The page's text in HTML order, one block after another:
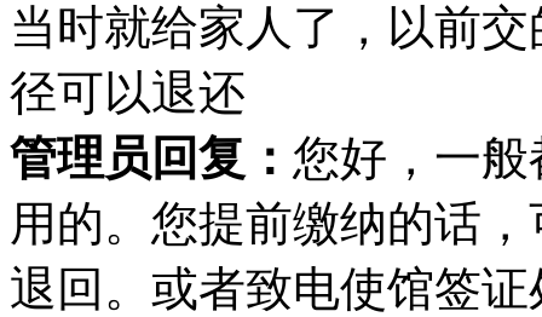
当时就给家人了，以前
径可以退还
管理员回复： 您好，一
用的。您提前缴纳的话
退回。或者致电使馆签